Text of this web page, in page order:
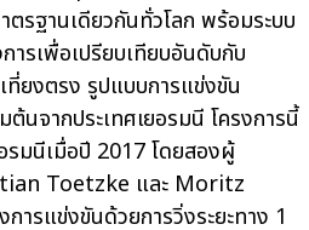
ตรฐานเดียวกันทั่วโลก พร้อมระบบ
ารเพื่อเปรียบเทียบอันดับกับ
บการแข่งขัน
ประเทศเยอรมนี โครงการนี้
รมนีเมื่อปี 2017 โดยสองผู้
Toetzke และ Moritz
รแข่งขันด้วยการวิ่งระยะทาง 1